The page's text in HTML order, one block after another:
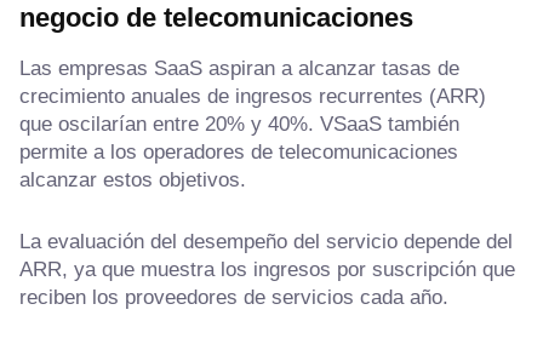
negocio de telecomunicaciones
Las empresas SaaS aspiran a alcanzar tasas de
crecimiento anuales de ingresos recurrentes (ARR)
que oscilarían entre 20% y 40%. VSaaS también
permite a los operadores de telecomunicaciones
alcanzar estos objetivos.
La evaluación del desempeño del servicio depende del
ARR, ya que muestra los ingresos por suscripción que
reciben los proveedores de servicios cada año.